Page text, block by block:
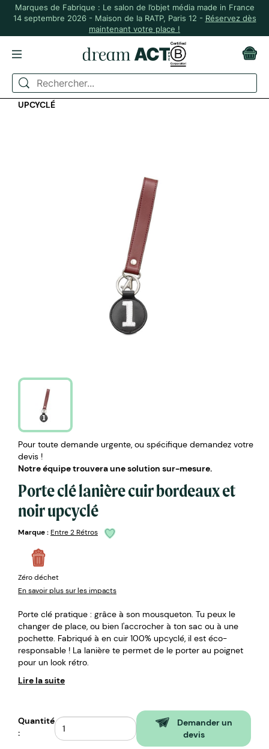
Marques de Fabrique : Le salon de l’objet média made in France
14 septembre 2026 - Maison de la RATP, Paris 12 - Réservez dès
maintenant votre place !
ACCUEIL ÉVÉNEMENTIEL
PORTE CLÉ LANIÈRE CUIR BORDEAUX ET NOIR
UPCYCLÉ
Pour toute demande urgente, ou spécifique demandez votre
devis !
Notre équipe trouvera une solution sur-mesure.
Porte clé lanière cuir bordeaux et
noir upcyclé
Marque :Entre 2 Rétros
Zéro déchet
En savoir plus sur les impacts
Porte clé pratique : grâce à son mousqueton. Tu peux le
changer de place, ou bien l'accrocher à ton sac ou à une
pochette. Fabriqué à en cuir 100% upcyclé, il est éco-
responsable ! La lanière te permet de le porter au poignet
pour un look rétro.
Lire la suite
Quantité
:
Demander un
devis